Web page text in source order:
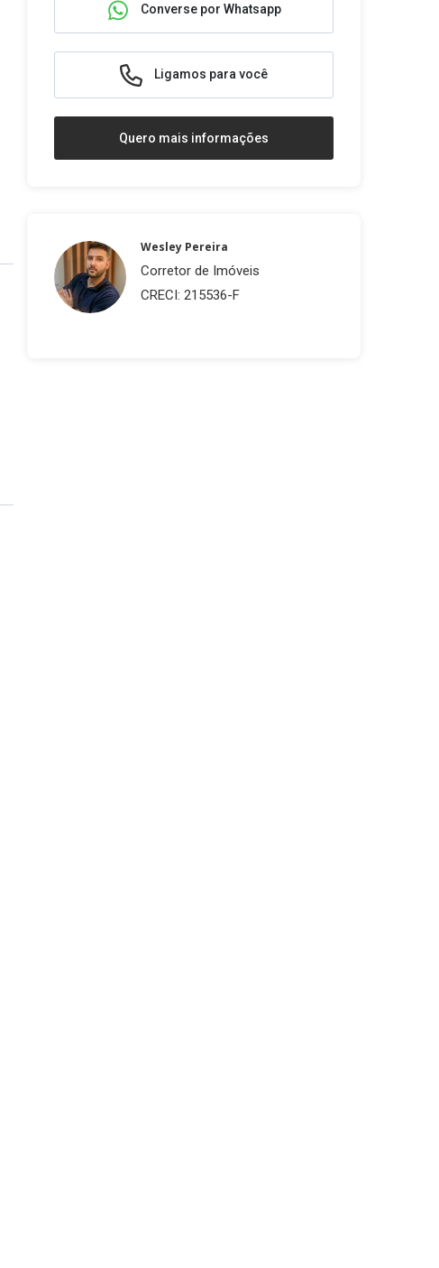
Converse por Whatsapp
Ligamos para você
Quero mais informações
Wesley Pereira
Corretor de Imóveis
CRECI: 215536-F